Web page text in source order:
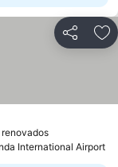
Partilhar
International Airport